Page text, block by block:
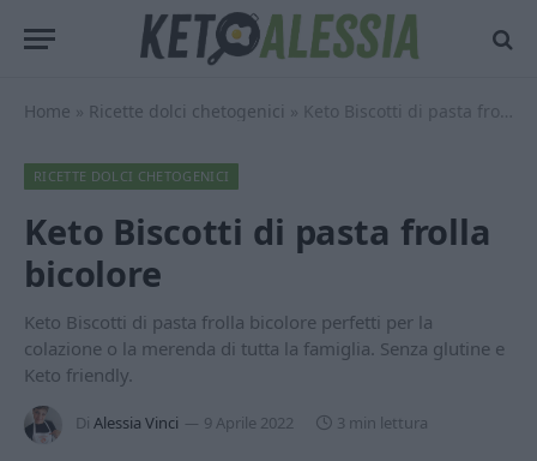
Home » Ricette dolci chetogenici » Keto Biscotti di pasta frolla bicolore
RICETTE DOLCI CHETOGENICI
Keto Biscotti di pasta frolla
bicolore
Keto Biscotti di pasta frolla bicolore perfetti per la
colazione o la merenda di tutta la famiglia. Senza glutine e
Keto friendly.
Di Alessia Vinci 9 Aprile 2022 3 min lettura